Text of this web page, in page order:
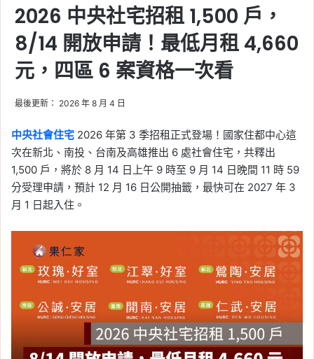
2026 中央社宅招租 1,500 戶，
8/14 開放申請！最低月租 4,660
元，四區 6 案資格一次看
最後更新： 2026 年 8 月 4 日
中央社會住宅 2026 年第 3 季招租正式登場！國家住都中心這
次在新北、南投、台南及高雄推出 6 處社會住宅，共釋出
1,500 戶，將於 8 月 14 日上午 9 時至 9 月 14 日晚間 11 時 59
分受理申請，預計 12 月 16 日公開抽籤，最快可在 2027 年 3
月 1 日起入住。